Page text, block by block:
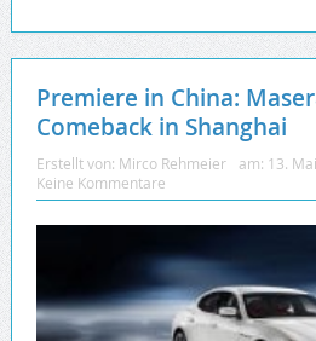
Premiere in China:
Comeback in Shanghai
Erstellt von: Mirco Rehmeier am: 13.
Keine Kommentare